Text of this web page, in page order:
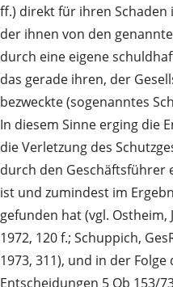
ff.) direkt für ihren
der ihnen von den
durch eine eigene
das gerade ihren, der
bezweckte (sogenanntes
In diesem Sinne erging die
die Verletzung des
durch den Geschäftsführer
ist und zumindest im
gefunden hat (vgl. Ostheim,
1972, 120 f.; Schuppich,
1973, 311), und in der
Entscheidungen 5 Ob 153/